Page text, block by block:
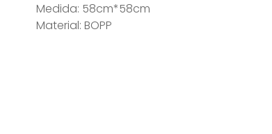
Medida: 58cm*58cm
Material: BOPP